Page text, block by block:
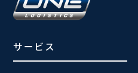
サービス